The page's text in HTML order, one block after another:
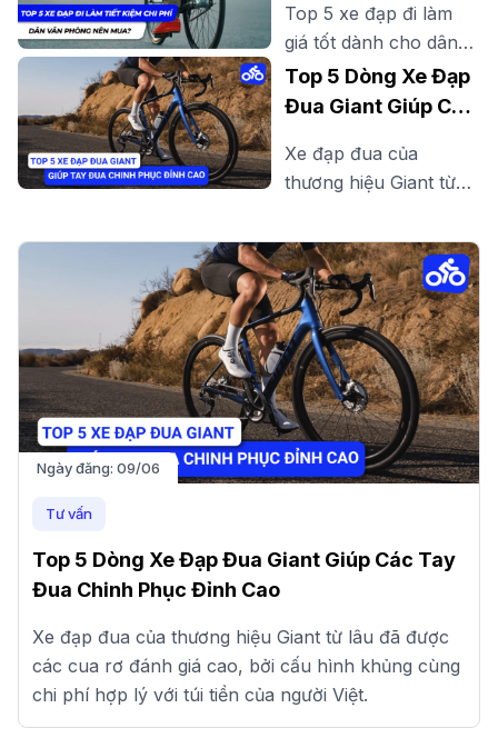
rèn luyện sức khỏe
mỗi ngày.
Nên Mua?
Top 5 xe đạp đi làm
giá tốt dành cho dân
văn phòng. Tìm hiểu
ngay các mẫu xe đạp
thiết kế hiện đại, phù
hợp di chuyển hàng
Top 5 Dòng Xe Đạp
Đua Giant Giúp Các
Phục Đỉnh Cao
Xe đạp đua của
thương hiệu Giant từ
rơ đánh giá cao, bởi
cấu hình khủng cùng
chi phí hợp lý với túi
tiền của người Việt.
Ngày đăng: 09/06
Tư vấn
Top 5 Dòng Xe Đạp Đua Giant Giúp Các Tay
Đua Chinh Phục Đỉnh Cao
Xe đạp đua của thương hiệu Giant từ lâu đã được
các cua rơ đánh giá cao, bởi cấu hình khủng cùng
chi phí hợp lý với túi tiền của người Việt.